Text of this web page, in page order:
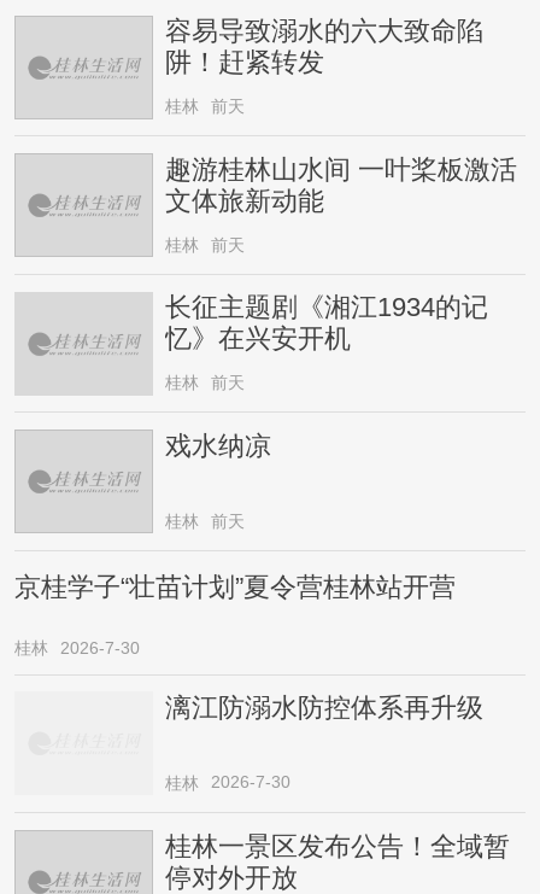
容易导致溺水的六大致命陷
阱！赶紧转发
桂林 前天
趣游桂林山水间 一叶桨板激活
文体旅新动能
桂林 前天
长征主题剧《湘江1934的记
忆》在兴安开机
桂林 前天
戏水纳凉
桂林 前天
京桂学子“壮苗计划”夏令营桂林站开营
桂林 2026-7-30
漓江防溺水防控体系再升级
桂林 2026-7-30
桂林一景区发布公告！全域暂
停对外开放